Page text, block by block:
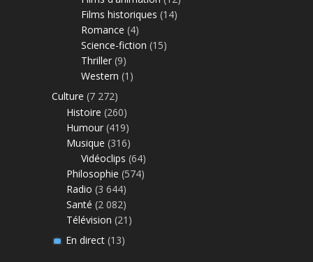
Films historiques (14)
Romance (4)
Science-fiction (15)
Thriller (9)
Western (1)
Culture (7 272)
Histoire (260)
Humour (419)
Musique (316)
Vidéoclips (64)
Philosophie (574)
Radio (3 644)
Santé (2 082)
Télévision (21)
En direct(13)